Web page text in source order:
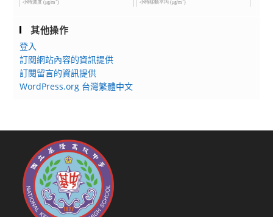
其他操作
登入
訂閱網站內容的資訊提供
訂閱留言的資訊提供
WordPress.org 台灣繁體中文